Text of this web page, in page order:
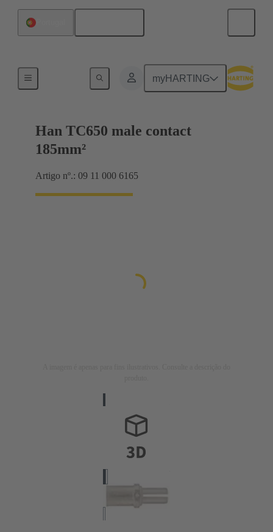
myHARTING
Han TC650 male contact
185mm²
Artigo nº.: 09 11 000 6165